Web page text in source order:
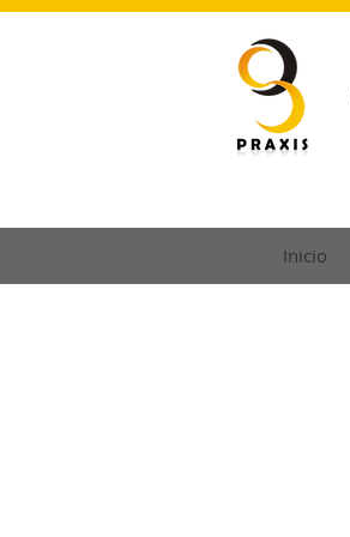
Inicio